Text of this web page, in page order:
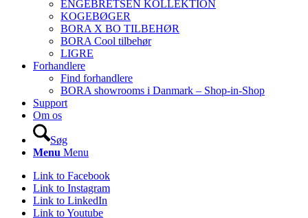
ENGEBRETSEN KOLLEKTION
KOGEBØGER
BORA X BO TILBEHØR
BORA Cool tilbehør
LIGRE
Forhandlere
Find forhandlere
BORA showrooms i Danmark – Shop-in-Shop
Support
Om os
Søg
Menu Menu
Link to Facebook
Link to Instagram
Link to LinkedIn
Link to Youtube